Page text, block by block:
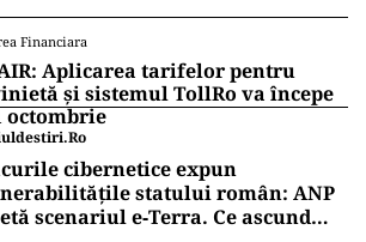
Financiara
Aplicarea tarifelor pentru
și sistemul TollRo va începe
octombrie
cibernetice expun
statului român: ANP
scenariul e‑Terra. Ce ascund